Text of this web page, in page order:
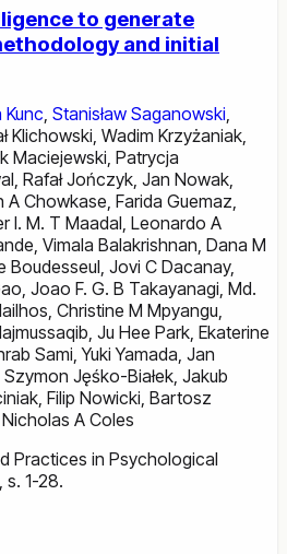
to generate
and initial
Kunc Stanisław Saganowski
Klichowski Wadim Krzyżaniak
Maciejewski Patrycja
Rafał Jończyk Jan Nowak
A Chowkase Farida Guemaz
I. M. T Maadal Leonardo A
Vimala Balakrishnan Dana M
Boudesseul Jovi C Dacanay,
Joao F. G. B Takayanagi Md.
Christine M Mpyangu
Ju Hee Park Ekaterine
Sami ,Yuki Yamada Jan
Szymon Jęśko-Białek Jakub
Filip Nowicki Bartosz
Nicholas A Coles
Practices in Psychological
s. 1-28.